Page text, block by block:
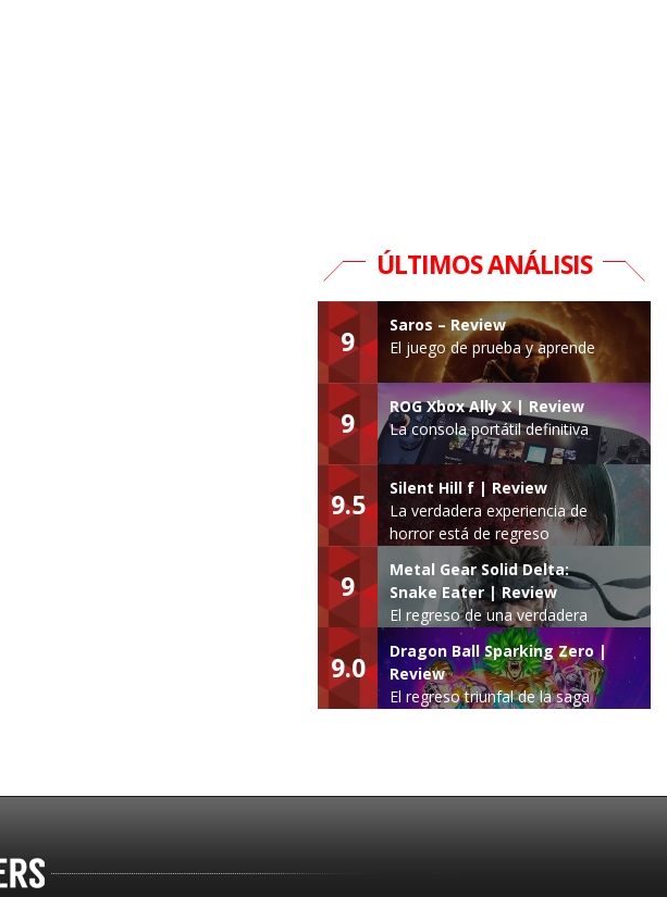
ÚLTIMOS ANÁLISIS
9
Saros – Review
El juego de prueba y aprende
9
ROG Xbox Ally X | Review
La consola portátil definitiva
9.5
Silent Hill f | Review
La verdadera experiencia de
horror está de regreso
9
Metal Gear Solid Delta:
Snake Eater | Review
El regreso de una verdadera
leyenda
9.0
Dragon Ball Sparking Zero |
Review
El regreso triunfal de la saga